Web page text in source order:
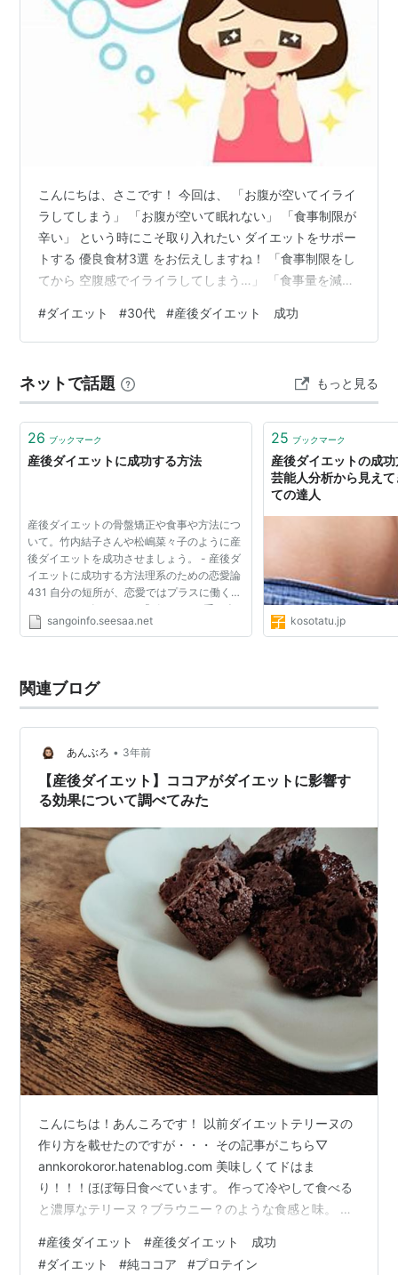
こんにちは、さこです！ 今回は、 「お腹が空いてイライ
ラしてしまう」 「お腹が空いて眠れない」 「食事制限が
辛い」 という時にこそ取り入れたい ダイエットをサポー
トする 優良食材3選 をお伝えしますね！ 「食事制限をし
てから 空腹感でイライラしてしまう…」 「食事量を減ら
た…」 「夜中にお腹が空いて、 なかなか眠れないことが
ある…」 このような事で困っていたら ぜひ試して欲しい
「空腹感が軽減した！」 「腹ペコ感に悩まず 眠れるよう
になった！」 「イライラやストレスが減り 産後ダイエッ
トを…
#ダイエット #30代 #産後ダイエット 成功
ネットで話題 もっと見る
26 ブックマーク
産後ダイエットに成功する方法
産後ダイエットの骨盤矯正や食事や方法につ
いて。竹内結子さんや松嶋菜々子のように産
後ダイエットを成功させましょう。 - 産後ダ
イエットに成功する方法理系のための恋愛論
431 自分の短所が、恋愛ではプラスに働くこ
とも マイナビニュース 「ポッチャリ系の人
が好き」「自分と同じくらいの目線の男子の
sangoinfo.seesaa.net
25 ブックマーク
産後ダイエットの成
芸能人分析から見え
ての達人
kosotatu.jp
関連ブログ
あんぶろ • 3年前
【産後ダイエット】ココアがダイエットに影響す
る効果について調べてみた
こんにちは！あんころです！ 以前ダイエットテリーヌの
作り方を載せたのですが・・・ その記事がこちら▽
annkorokoror.hatenablog.com 美味しくてドはま
り！！！ほぼ毎日食べています。 作って冷やして食べる
と濃厚なテリーヌ？ブラウニー？のような食感と味。 チ
こで使用するのが純ココアなんですが、純ココアって美
#産後ダイエット #産後ダイエット 成功
#ダイエット #純ココア #プロテイン